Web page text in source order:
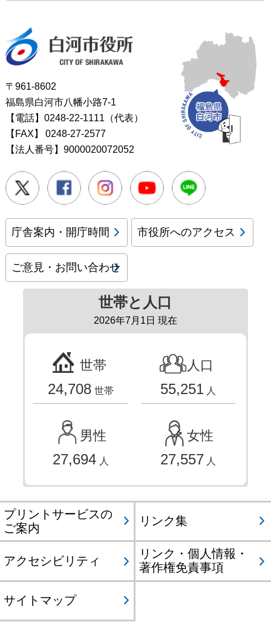
〒961-8602
福島県白河市八幡小路7-1
【電話】0248-22-1111（代表）
【FAX】
0248-27-2577
【法人番号】9000020072052
Twitter FacebookInstagramYoutube
庁舎案内・開庁時間 市役所へのアクセス
ご意見・お問い合わせ
世帯と人口
2026年7月1日 現在
世帯
24,708 世帯
人口
55,251 人
男性
27,694 人
女性
27,557 人
プリントサービスの
ご案内
リンク集
アクセシビリティ
リンク・個人情報・
著作権免責事項
サイトマップ